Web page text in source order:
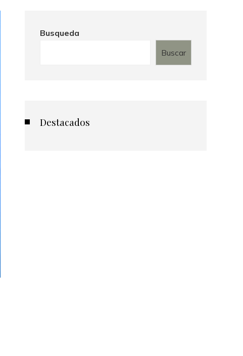
Busqueda
Buscar
Destacados